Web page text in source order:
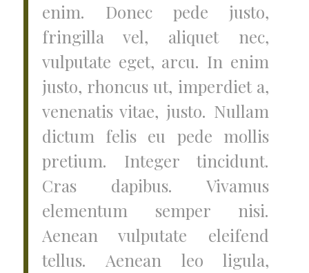
enim. Donec pede justo,
fringilla vel, aliquet nec,
vulputate eget, arcu. In enim
justo, rhoncus ut, imperdiet a,
venenatis vitae, justo. Nullam
dictum felis eu pede mollis
pretium. Integer tincidunt.
Cras dapibus. Vivamus
elementum semper nisi.
Aenean vulputate eleifend
tellus. Aenean leo ligula,